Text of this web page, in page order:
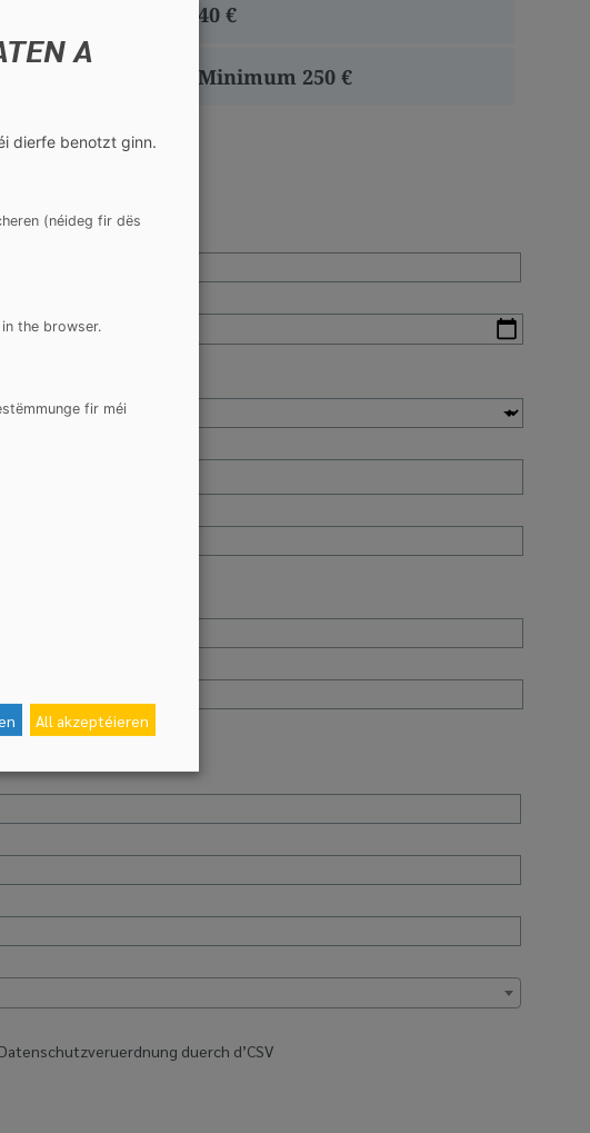
40 €
Minimum 250 €
duerch d’CSV
A
dierfe benotzt ginn.
(néideg fir dës
the browser.
fir méi
All akzeptéieren